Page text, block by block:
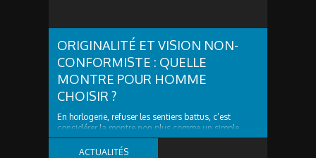
ORIGINALITÉ ET VISION NON-
CONFORMISTE : QUELLE
MONTRE POUR HOMME
CHOISIR ?
En horlogerie, refuser les sentiers battus, c’est
considérer la montre non plus comme un simple
outil, mais comme une signature. Vous ne cherchez
plus seulement un calibre fiable ! Vous désirez un
ACTUALITÉS